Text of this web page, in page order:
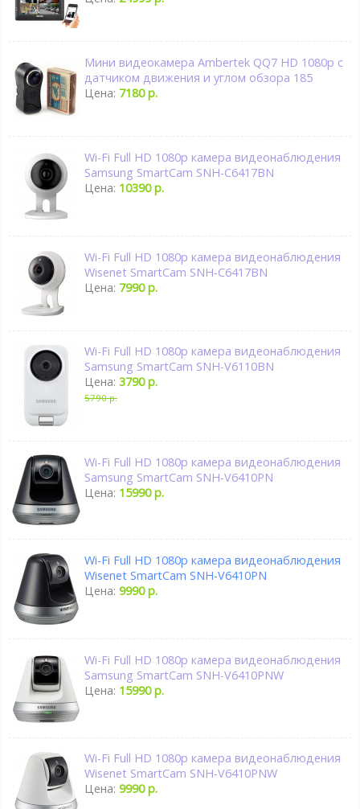
Мини видеокамера Ambertek QQ7 HD 1080p с
датчиком движения и углом обзора 185
Цена: 7180 р.
Wi-Fi Full HD 1080p камера видеонаблюдения
Samsung SmartCam SNH-C6417BN
Цена: 10390 р.
Wi-Fi Full HD 1080p камера видеонаблюдения
Wisenet SmartCam SNH-C6417BN
Цена: 7990 р.
Wi-Fi Full HD 1080p камера видеонаблюдения
Samsung SmartCam SNH-V6110BN
Цена:3790 р.
5790 р.
Wi-Fi Full HD 1080p камера видеонаблюдения
Samsung SmartCam SNH-V6410PN
Цена: 15990 р.
Wi-Fi Full HD 1080p камера видеонаблюдения
Wisenet SmartCam SNH-V6410PN
Цена:9990 р.
Wi-Fi Full HD 1080p камера видеонаблюдения
Samsung SmartCam SNH-V6410PNW
Цена: 15990 р.
Wi-Fi Full HD 1080p камера видеонаблюдения
Wisenet SmartCam SNH-V6410PNW
Цена:9990 р.